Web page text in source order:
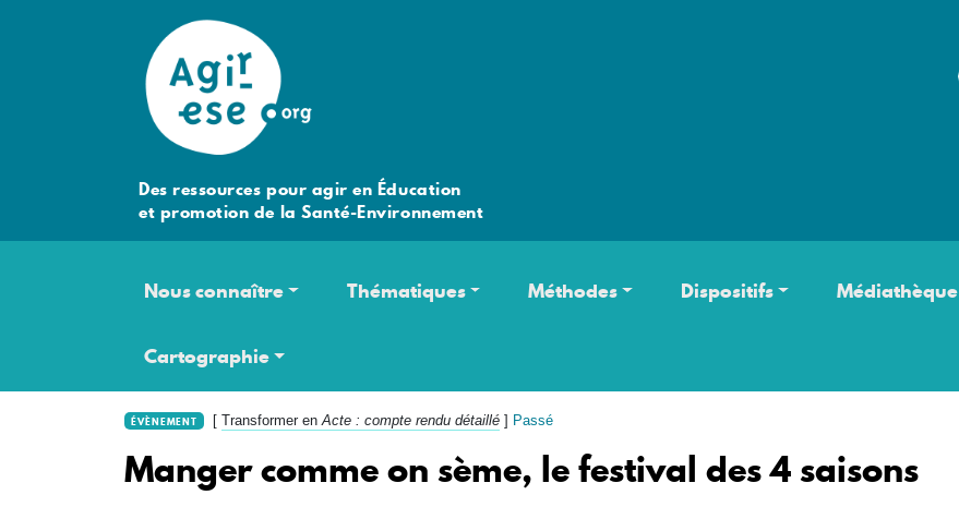
Des ressources pour agir en Éducation
et promotion de la Santé-Environnement
Nous connaître Thématiques Méthodes Dispositifs Médiathèque
Cartographie
ÉVÈNEMENT [Transformer enActe : compte rendu détaillé ] Passé
Manger comme on sème, le festival des 4 saisons